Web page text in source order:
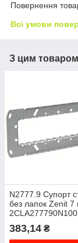
Повернення
Всі умови
З цим
N2777.9 Супорт
без лапок Zenit 7
383,14 ₴